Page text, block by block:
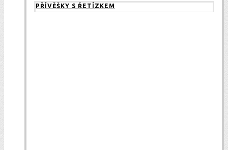
PŘÍVĚŠKY S ŘETÍZKEM